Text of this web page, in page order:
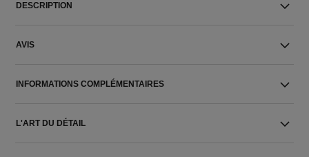
DESCRIPTION
AVIS
INFORMATIONS COMPLÉMENTAIRES
L'ART DU DÉTAIL